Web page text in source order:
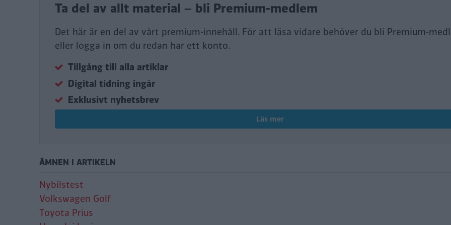
Ta del av allt material – bli Premium-medlem
Det här är en del av vårt premium-innehåll. För att läsa vidare behöver du bli Premium-
eller logga in om du redan har ett konto.
Tillgång till alla artiklar
Digital tidning ingår
Exklusivt nyhetsbrev
Läs mer
ÄMNEN I ARTIKELN
Nybilstest
Volkswagen Golf
Toyota Prius